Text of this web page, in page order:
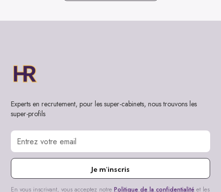
Experts en recrutement, pour les super-cabinets, nous trouvons les
super-profils
Je m'inscris
En vous inscrivant, vous acceptez notrePolitique de la confidentialité et les